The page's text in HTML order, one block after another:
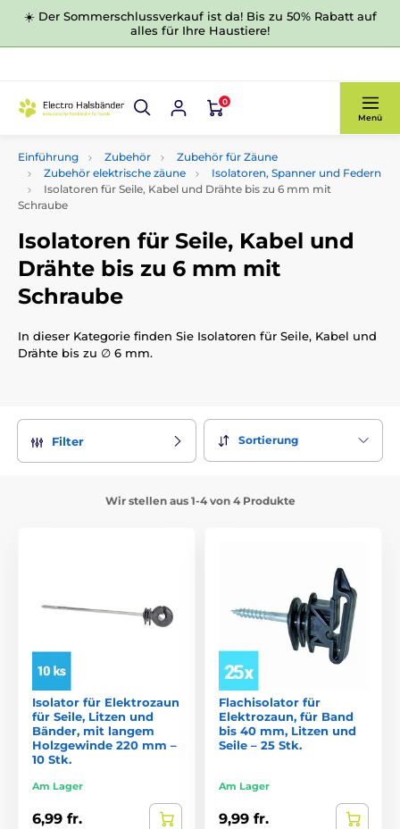
☀️ Der Sommerschlussverkauf ist da! Bis zu 50% Rabatt auf
alles für Ihre Haustiere!
0
Menü
Einführung Zubehör
Zubehör für Zäune
Zubehör elektrische zäune
Isolatoren, Spanner und Federn
Isolatoren für Seile, Kabel und Drähte bis zu 6 mm mit
Schraube
Isolatoren für Seile, Kabel und
Drähte bis zu 6 mm mit
Schraube
In dieser Kategorie finden Sie Isolatoren für Seile, Kabel und
Drähte bis zu ∅ 6 mm.
Filter Sortierung
Wir stellen aus 1-4 von 4 Produkte
Isolator für Elektrozaun
für Seile, Litzen und
Bänder, mit langem
Holzgewinde 220 mm –
10 Stk.
Am Lager
6,99 fr.
Flachisolator für
Elektrozaun, für Band
bis 40 mm, Litzen und
Seile – 25 Stk.
Am Lager
9,99 fr.